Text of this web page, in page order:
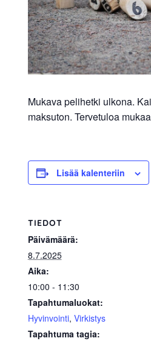
Hengitys
Mukava pelihetki ulkona.
maksuton. Tervetuloa
Lisää kalenteriin
TIEDOT
Päivämäärä:
8.7.2025
Aika:
10:00 - 11:30
Tapahtumaluokat:
Hyvinvointi, Virkistys
Tapahtuma tagia: